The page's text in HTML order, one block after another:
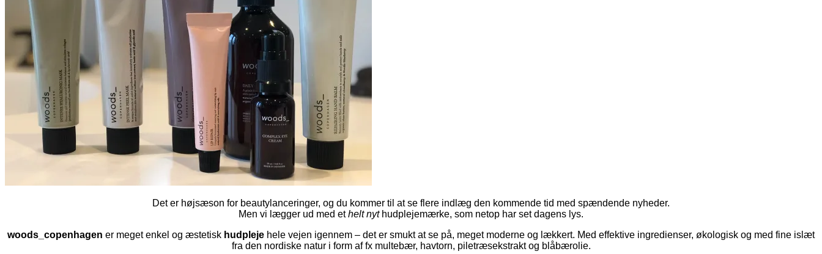
Det er højsæson for beautylanceringer, og du kommer til at se flere indlæg den kommende tid med spændende nyheder.
Men vi lægger ud med ethelt nyt hudplejemærke, som netop har set dagens lys.
woods_copenhagen er meget enkel og æstetisk hudpleje hele vejen igennem – det er smukt at se på, meget moderne og lækkert. Med effektive ingredienser, økologisk og med fine islæt
fra den nordiske natur i form af fx multebær, havtorn, piletræsekstrakt og blåbærolie.